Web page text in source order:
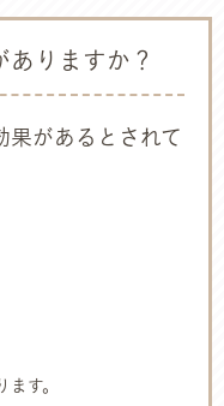
ありますか？
果があるとされて
す。